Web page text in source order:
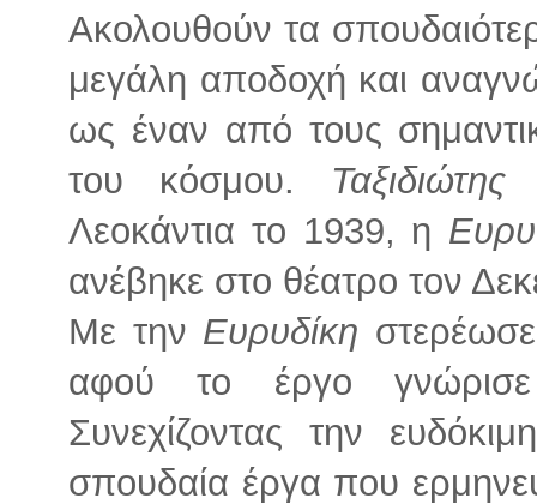
Ακολουθούν τα
μεγάλη αποδοχή και
ως έναν από τους
του κόσμου.
Λεοκάντια το 1939, η
ανέβηκε στο θέατρο τον
Με την Ευρυδίκη
αφού το έργο γνώρισε
Συνεχίζοντας την
σπουδαία έργα που